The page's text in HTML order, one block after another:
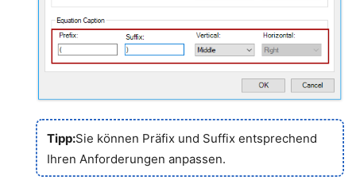
Tipp:Sie können Präfix und Suffix entsprechend
Ihren Anforderungen anpassen.